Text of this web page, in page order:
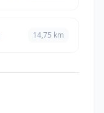
14,75 km